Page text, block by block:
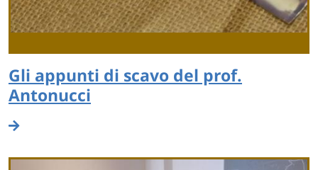
Gli appunti di scavo del prof.
Antonucci